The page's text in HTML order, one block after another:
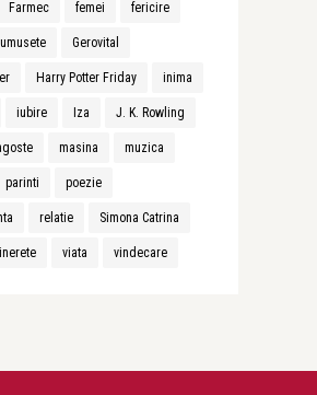
Farmec femei fericire
Gerovital
Harry Potter Friday inima
iubire Iza J. K. Rowling
masina muzica
parinti poezie
relatie Simona Catrina
viata vindecare